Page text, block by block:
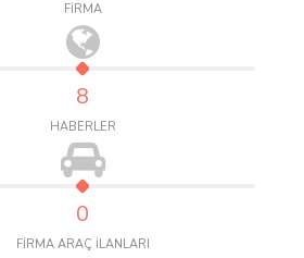
FİRMA
8
HABERLER
0
FİRMA ARAÇ İLANLARI